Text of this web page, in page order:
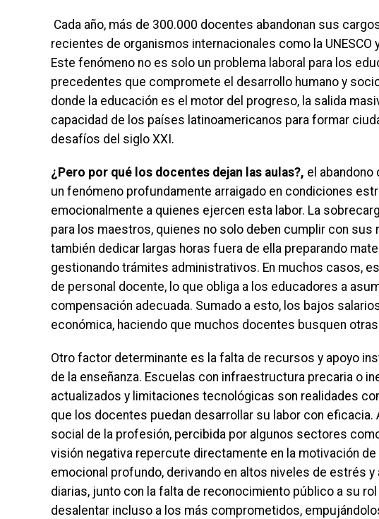
Cada año, más de 300.000 docentes abandonan sus
recientes de organismos internacionales como la UNESCO
Este fenómeno no es solo un problema laboral para los
precedentes que compromete el desarrollo humano y
donde la educación es el motor del progreso, la salida
capacidad de los países latinoamericanos para formar
desafíos del siglo XXI.
¿Pero por qué los docentes dejan las aulas?, el abandono
un fenómeno profundamente arraigado en condiciones
emocionalmente a quienes ejercen esta labor. La
para los maestros, quienes no solo deben cumplir con
también dedicar largas horas fuera de ella preparando
gestionando trámites administrativos. En muchos casos,
de personal docente, lo que obliga a los educadores a
compensación adecuada. Sumado a esto, los bajos
económica, haciendo que muchos docentes busquen
Otro factor determinante es la falta de recursos y apoyo
de la enseñanza. Escuelas con infraestructura precaria o
actualizados y limitaciones tecnológicas son realidades
que los docentes puedan desarrollar su labor con
social de la profesión, percibida por algunos sectores
visión negativa repercute directamente en la motivación
emocional profundo, derivando en altos niveles de estrés
diarias, junto con la falta de reconocimiento público a su
desalentar incluso a los más comprometidos,